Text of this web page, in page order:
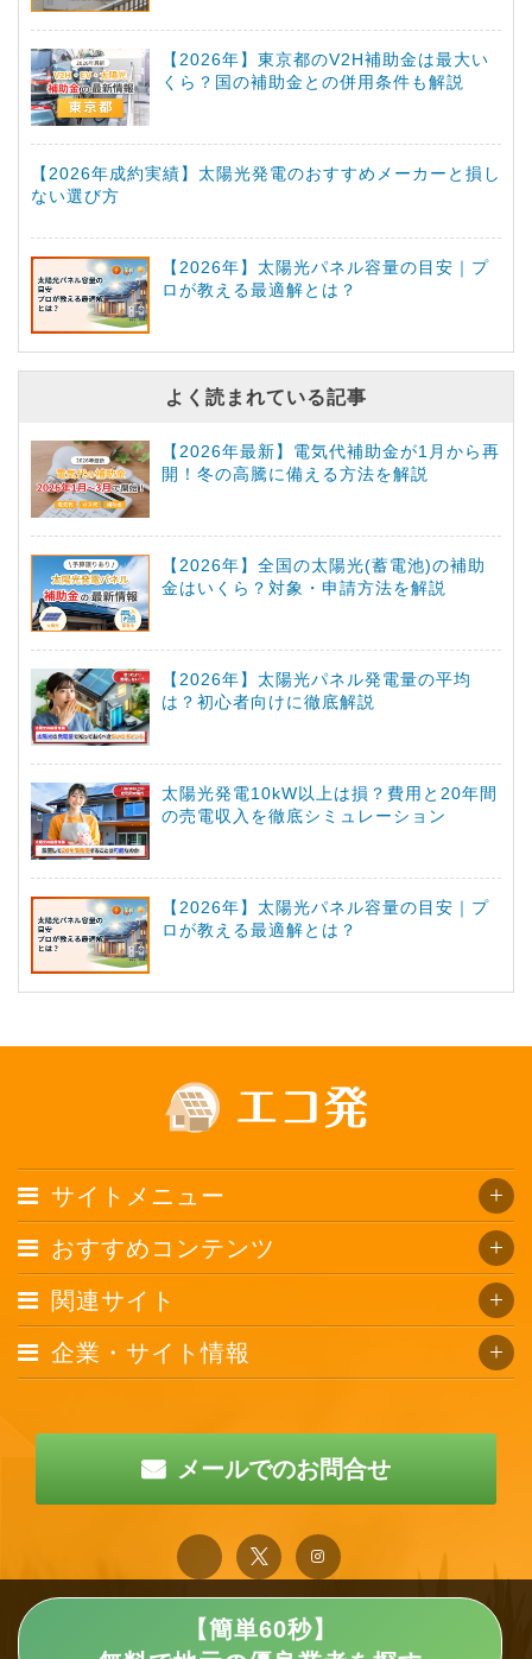
【2026年】東京都のV2H補助金は最大い
くら？国の補助金との併用条件も解説
【2026年成約実績】太陽光発電のおすすめメーカーと損し
ない選び方
【2026年】太陽光パネル容量の目安｜プ
ロが教える最適解とは？
よく読まれている記事
【2026年最新】電気代補助金が1月から再
開！冬の高騰に備える方法を解説
【2026年】全国の太陽光(蓄電池)の補助
金はいくら？対象・申請方法を解説
【2026年】太陽光パネル発電量の平均
は？初心者向けに徹底解説
太陽光発電10kW以上は損？費用と20年間
の売電収入を徹底シミュレーション
【2026年】太陽光パネル容量の目安｜プ
ロが教える最適解とは？
【簡単60秒】
サイトメニュー
おすすめコンテンツ
関連サイト
企業・サイト情報
メールでのお問合せ